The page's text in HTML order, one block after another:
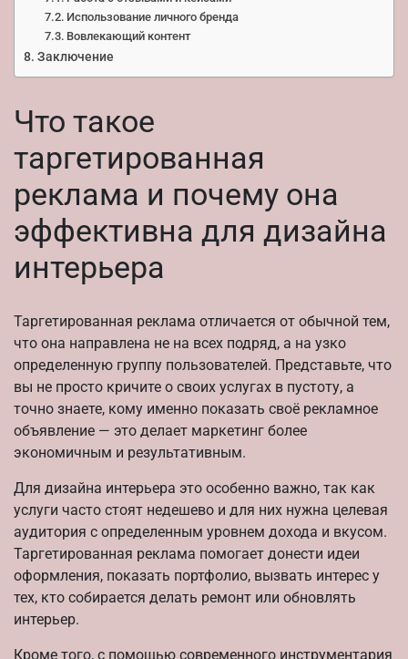
Использование личного бренда
Вовлекающий контент
Заключение
Что такое
таргетированная
реклама и почему она
эффективна для дизайна
интерьера
Таргетированная реклама отличается от обычной тем,
что она направлена не на всех подряд, а на узко
определенную группу пользователей. Представьте, что
вы не просто кричите о своих услугах в пустоту, а
точно знаете, кому именно показать своё рекламное
объявление — это делает маркетинг более
экономичным и результативным.
Для дизайна интерьера это особенно важно, так как
услуги часто стоят недешево и для них нужна целевая
аудитория с определенным уровнем дохода и вкусом.
Таргетированная реклама помогает донести идеи
оформления, показать портфолио, вызвать интерес у
тех, кто собирается делать ремонт или обновлять
интерьер.
Кроме того, с помощью современного инструментария